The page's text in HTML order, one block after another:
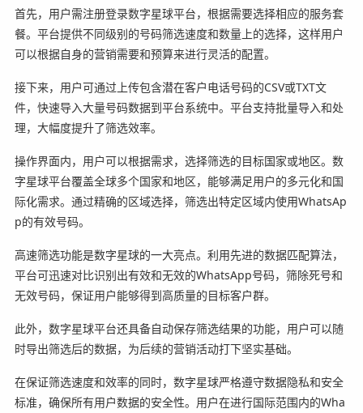
首先，用户需注册登录数字星球平台，根据需要选择相应的服务套
餐。平台提供不同级别的号码筛选速度和数量上的选择，这样用户
可以根据自身的营销需要和预算来进行灵活的配置。
接下来，用户可通过上传包含潜在客户电话号码的CSV或TXT文
件，快速导入大量号码数据到平台系统中。平台支持批量导入和处
理，大幅度提升了筛选效率。
操作界面内，用户可以根据需求，选择筛选的目标国家或地区。数
字星球平台覆盖全球多个国家和地区，能够满足用户的多元化和国
际化需求。通过精确的区域选择，筛选出特定区域内使用WhatsAp
p的有效号码。
高速筛选功能是数字星球的一大亮点。利用先进的数据匹配算法，
平台可迅速对比识别出有效和无效的WhatsApp号码，筛除死号和
无效号码，保证用户能够得到高质量的目标客户群。
此外，数字星球平台还具备自动保存筛选结果的功能，用户可以随
时导出筛选后的数据，为后续的营销活动打下坚实基础。
在保证筛选速度和效率的同时，数字星球严格遵守数据隐私和安全
标准，确保所有用户数据的安全性。用户在进行国际范围内的Wha